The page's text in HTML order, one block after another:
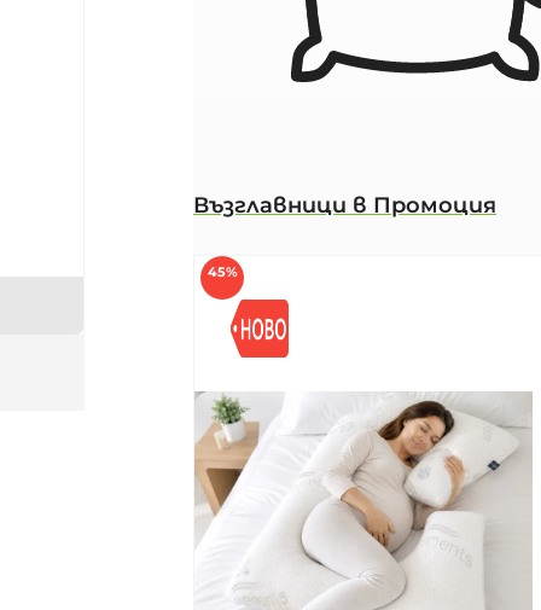
Възглавници в Промоция
45%